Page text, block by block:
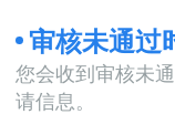
审核未通过
您会收到审核未
请信息。